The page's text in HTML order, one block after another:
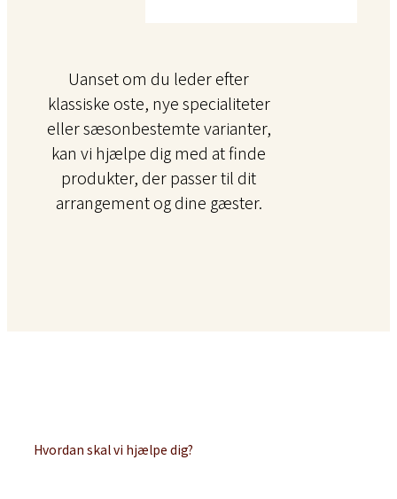
Uanset om du leder efter
klassiske oste, nye specialiteter
eller sæsonbestemte varianter,
kan vi hjælpe dig med at finde
produkter, der passer til dit
arrangement og dine gæster.
Hvordan skal vi hjælpe dig?